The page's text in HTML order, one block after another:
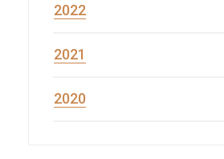
2022
2021
2020